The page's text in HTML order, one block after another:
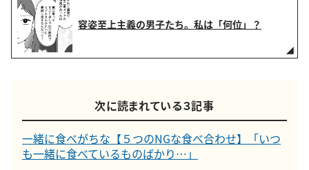
容姿至上主義の男子たち。私は「何位」？
次に読まれている３記事
一緒に食べがちな【５つのNGな食べ合わせ】「いつ
も一緒に食べているものばかり…」